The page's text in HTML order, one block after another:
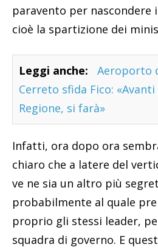
paravento per nascondere
cioè la spartizione dei
Leggi anche:
Aeroporto
Cerreto sfida Fico: «Avanti
Regione, si farà»
Infatti, ora dopo ora
chiaro che a latere del
ve ne sia un altro più
probabilmente al quale
proprio gli stessi leader,
squadra di governo. E